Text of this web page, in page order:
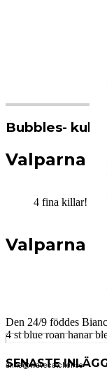
anne@wavecatcher.se
Bubbles-
Valparna
4 fina killar!
Valparna 1
Den 24/9 föddes
4 st blue roan hanar
SENASTE